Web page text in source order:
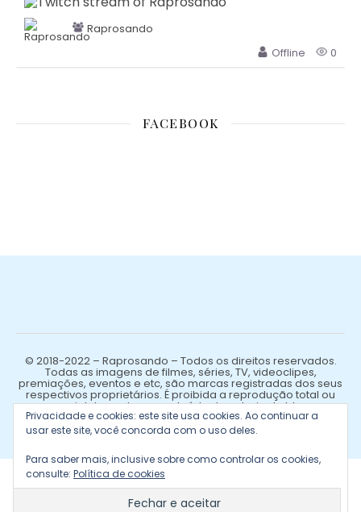
Raprosando
Offline
0
FACEBOOK
© 2018-2022 – Raprosando – Todos os direitos reservados.
Todas as imagens de filmes, séries, TV, videoclipes,
premiações, eventos e etc, são marcas registradas dos seus
respectivos proprietários. É proibida a reprodução total ou
parcial de qualquer conteúdo de autoria do blog.
Privacidade e cookies: este site usa cookies. Ao continuar a
usar este site, você concorda com o uso deles.
Para saber mais, inclusive sobre como controlar os cookies,
consulte: Política de cookies